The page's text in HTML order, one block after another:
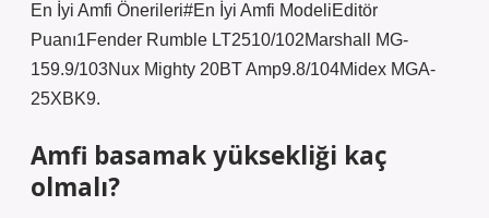
En İyi Amfi Önerileri#En İyi Amfi ModeliEditör
Puanı1Fender Rumble LT2510/102Marshall MG-
159.9/103Nux Mighty 20BT Amp9.8/104Midex MGA-
25XBK9.
Amfi basamak yüksekliği kaç
olmalı?